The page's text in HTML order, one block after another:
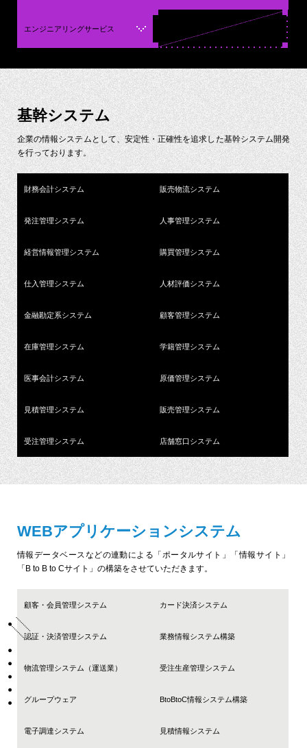
エンジニアリングサービス
基幹システム
企業の情報システムとして、安定性・正確性を追求した基幹システム開発
を行っております。
財務会計システム 販売物流システム
発注管理システム 人事管理システム
経営情報管理システム 購買管理システム
仕入管理システム 人材評価システム
金融勘定系システム 顧客管理システム
在庫管理システム 学籍管理システム
医事会計システム 原価管理システム
見積管理システム 販売管理システム
受注管理システム 店舗窓口システム
WEBアプリケーションシステム
情報データベースなどの連動による「ポータルサイト」「情報サイト」
「B to B to Cサイト」の構築をさせていただきます。
顧客・会員管理システム カード決済システム
認証・決済管理システム 業務情報システム構築
物流管理システム（運送業） 受注生産管理システム
グループウェア BtoBtoC情報システム構築
電子調達システム 見積情報システム